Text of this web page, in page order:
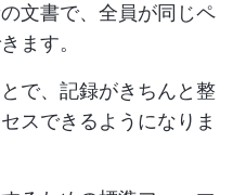
文書で、全員が同じペ
ます。
で、記録がきちんと整
スできるようになりま